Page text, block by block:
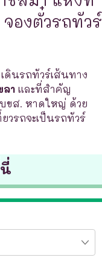
องตั๋วรถทัวร์
ดินรถทัวร์เส้นทาง
า และที่สำคัญ
ขส. หาดใหญ่ ด้วย
วรถจะเป็นรถทัวร์